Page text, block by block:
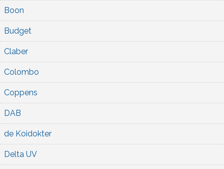
Boon
Budget
Claber
Colombo
Coppens
DAB
de Koidokter
Delta UV